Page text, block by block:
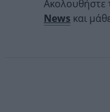
Ακολουθήστε
News και